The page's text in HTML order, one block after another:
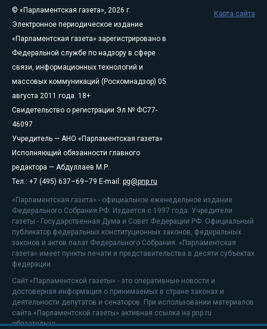
© «Парламентская газета», 2026 г.
Электронное периодическое издание
«Парламентская газета» зарегистрировано в
Федеральной службе по надзору в сфере
связи, информационных технологий и
массовых коммуникаций (Роскомнадзор) 05
августа 2011 года. 18+
Свидетельство о регистрации Эл № ФС77-
46097
Учредитель — АНО «Парламентская газета»
Исполняющий обязанности главного
редактора — Абдуллаев М.Р.
Тел.: +7 (495) 637–69–79 E-mail: pg@pnp.ru
«Парламентская газета» - официальное еженедельное издание
Федерального Собрания РФ. Издается с 1997 года. Учредители
газеты - Государственная Дума и Совет Федерации РФ. Официальный
публикатор федеральных конституционных законов, федеральных
законов и актов палат Федерального Собрания. «Парламентская
газета» имеет пункты печати и представительства в десяти субъектах
федерации.
Сайт «Парламентской газеты» - это оперативные новости и
достоверная информация о принимаемых в стране законах и
деятельности депутатов и сенаторов. При использовании материалов
сайта «Парламентской газеты» активная ссылка на pnp.ru
обязательна.
Карта сайта